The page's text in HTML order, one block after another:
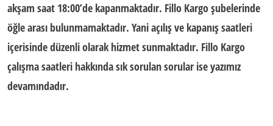
akşam saat 18:00’de kapanmaktadır. Fillo Kargo şubelerinde
öğle arası bulunmamaktadır. Yani açılış ve kapanış saatleri
içerisinde düzenli olarak hizmet sunmaktadır. Fillo Kargo
çalışma saatleri hakkında sık sorulan sorular ise yazımız
devamındadır.